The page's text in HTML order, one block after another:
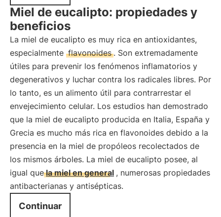
Miel de eucalipto: propiedades y
beneficios
La miel de eucalipto es muy rica en antioxidantes,
especialmente flavonoides . Son extremadamente
útiles para prevenir los fenómenos inflamatorios y
degenerativos y luchar contra los radicales libres. Por
lo tanto, es un alimento útil para contrarrestar el
envejecimiento celular. Los estudios han demostrado
que la miel de eucalipto producida en Italia, España y
Grecia es mucho más rica en flavonoides debido a la
presencia en la miel de propóleos recolectados de
los mismos árboles. La miel de eucalipto posee, al
igual que la miel en general , numerosas propiedades
antibacterianas y antisépticas.
Continuar